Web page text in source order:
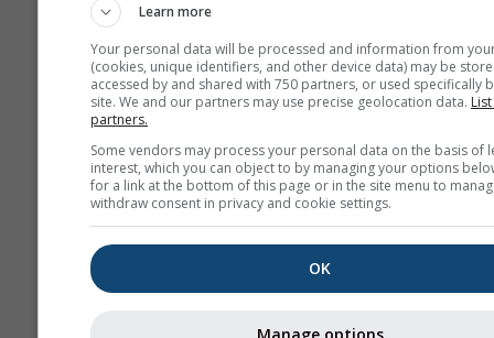
Durante un mes hay
diarias de valores
máximos y medios. Para
mensuales.
También ofrecemos
para la venta.
Los datos meteorológicos
Learn more
Your personal data will be processed and information from
(cookies, unique identifiers, and other device data) may be
accessed by and shared with 750 partners, or used specifically
site. We and our partners may use precise geolocation data.
partners.
Some vendors may process your personal data on the basis of
interest, which you can object to by managing your options
for a link at the bottom of this page or in the site menu to
withdraw consent in privacy and cookie settings.
OK